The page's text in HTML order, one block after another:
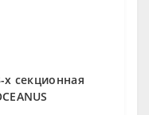
секционная